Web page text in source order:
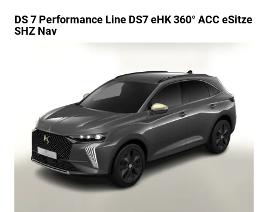
DS 7 Performance Line DS7 eHK 360° ACC eSitze
SHZ Nav